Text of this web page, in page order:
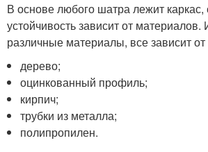
В основе любого шатра лежит каркас,
устойчивость зависит от материалов.
различные материалы, все зависит от
дерево;
оцинкованный профиль;
кирпич;
трубки из металла;
полипропилен.